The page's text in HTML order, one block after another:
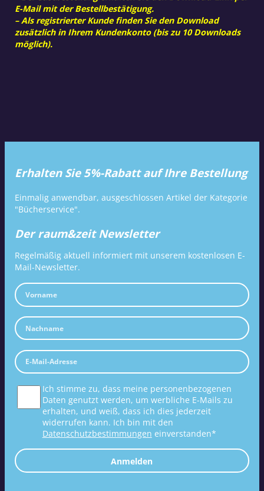
E-Mail mit der Bestellbestätigung.
– Als registrierter Kunde finden Sie den Download
zusätzlich in Ihrem Kundenkonto (bis zu 10 Downloads
möglich).
Erhalten Sie 5%-Rabatt auf Ihre Bestellung
Einmalig anwendbar, ausgeschlossen Artikel der Kategorie
"Bücherservice".
Der raum&zeit Newsletter
Regelmäßig aktuell informiert mit unserem kostenlosen E-
Mail-Newsletter.
Ich stimme zu, dass meine personenbezogenen
Daten genutzt werden, um werbliche E-Mails zu
erhalten, und weiß, dass ich dies jederzeit
widerrufen kann. Ich bin mit den
Datenschutzbestimmungen einverstanden*
Anmelden